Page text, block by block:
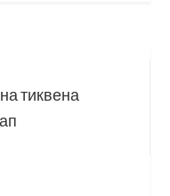
тиквена